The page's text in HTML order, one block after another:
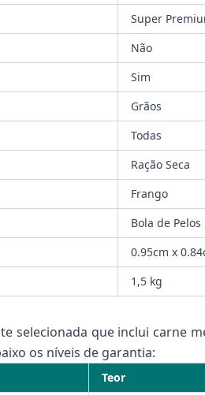
Super
Não
Sim
Grãos
Todas
Ração Seca
Frango
Bola de Pelos
0.95cm x
1,5 kg
selecionada que inclui carne
os níveis de garantia:
Teor